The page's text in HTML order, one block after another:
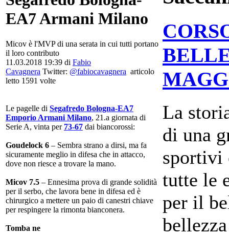
EA7 Armani Milano
Micov è l'MVP di una serata in cui tutti portano
il loro contributo
11.03.2018 19:39 di Fabio
Cavagnera Twitter: @fabiocavagnera articolo
letto 1591 volte
Le pagelle di Segafredo Bologna-EA7
Emporio Armani Milano, 21.a giornata di
Serie A, vinta per 73-67 dai biancorossi:
Goudelock 6 – Sembra strano a dirsi, ma fa
sicuramente meglio in difesa che in attacco,
dove non riesce a trovare la mano.
Micov 7.5 – Ennesima prova di grande solidità
per il serbo, che lavora bene in difesa ed è
chirurgico a mettere un paio di canestri chiave
per respingere la rimonta bianconera.
Tomba ne
La
di una
sportivi
tutte le
per il